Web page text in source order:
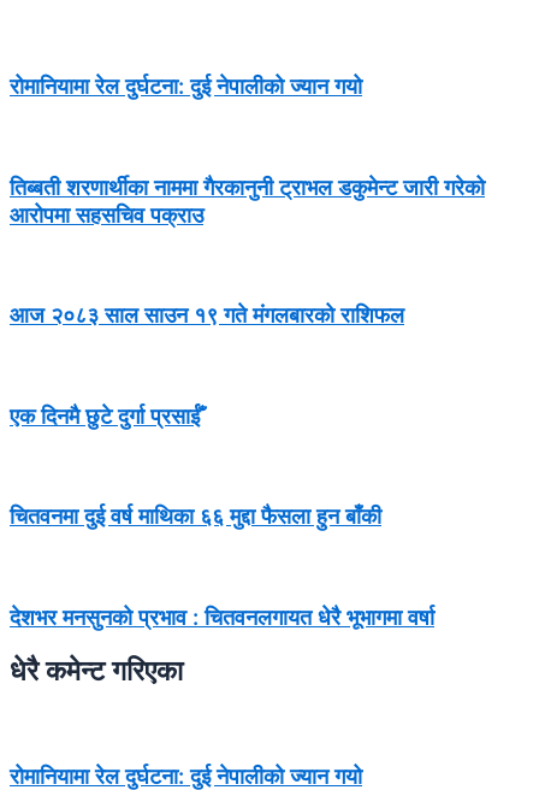
रोमानियामा रेल दुर्घटना: दुई नेपालीको ज्यान गयो
तिब्बती शरणार्थीका नाममा गैरकानुनी ट्राभल डकुमेन्ट जारी गरेको
आरोपमा सहसचिव पक्राउ
आज २०८३ साल साउन १९ गते मंगलबारको राशिफल
एक दिनमै छुटे दुर्गा प्रसाईँ
चितवनमा दुई वर्ष माथिका ६६ मुद्दा फैसला हुन बाँकी
देशभर मनसुनको प्रभाव : चितवनलगायत धेरै भूभागमा वर्षा
धेरै कमेन्ट गरिएका
रोमानियामा रेल दुर्घटना: दुई नेपालीको ज्यान गयो